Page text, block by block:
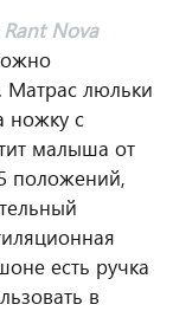
Rant Nova
Матрас люльки
ножку с
малыша от
положений,
есть ручка
в